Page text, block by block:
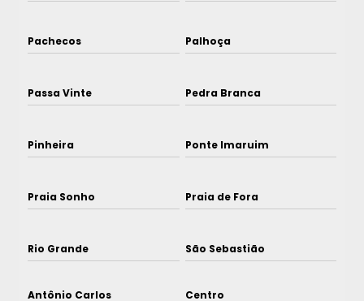
Pachecos Palhoça
Passa Vinte Pedra Branca
Pinheira Ponte Imaruim
Praia Sonho Praia de Fora
Rio Grande São Sebastião
Antônio Carlos Centro